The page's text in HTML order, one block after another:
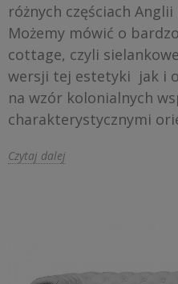
różnych częściach
Możemy mówić o
cottage, czyli
wersji tej estetyki jak i
na wzór kolonialnych
charakterystycznymi
Czytaj dalej